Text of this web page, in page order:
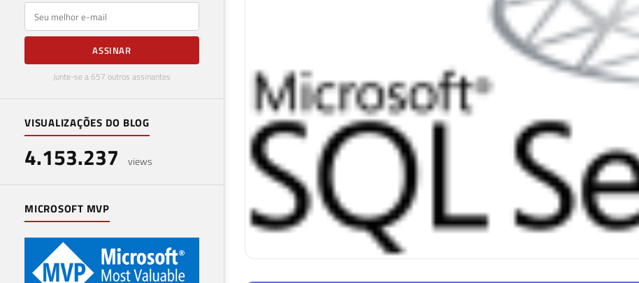
E-mail
ASSINAR
Junte-se a 657 outros assinantes
VISUALIZAÇÕES DO BLOG
4.153.237 views
MICROSOFT MVP